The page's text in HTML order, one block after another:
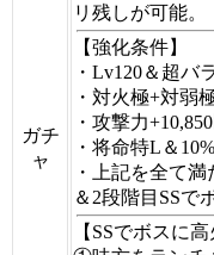
ガチ
ャ
リ残しが可能。
【強化条件】
・Lv120＆超バ
・対火極+対弱
・攻撃力
・将命特L＆
・上記を全て
＆2段階目SSで
【SSでボスに